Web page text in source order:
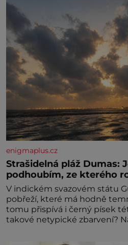
enigmaplus.cz
Strašidelná pláž Dumas:
podhoubím, ze kterého
V indickém svazovém státu
pobřeží, které má hodně
tomu přispívá i černý písek